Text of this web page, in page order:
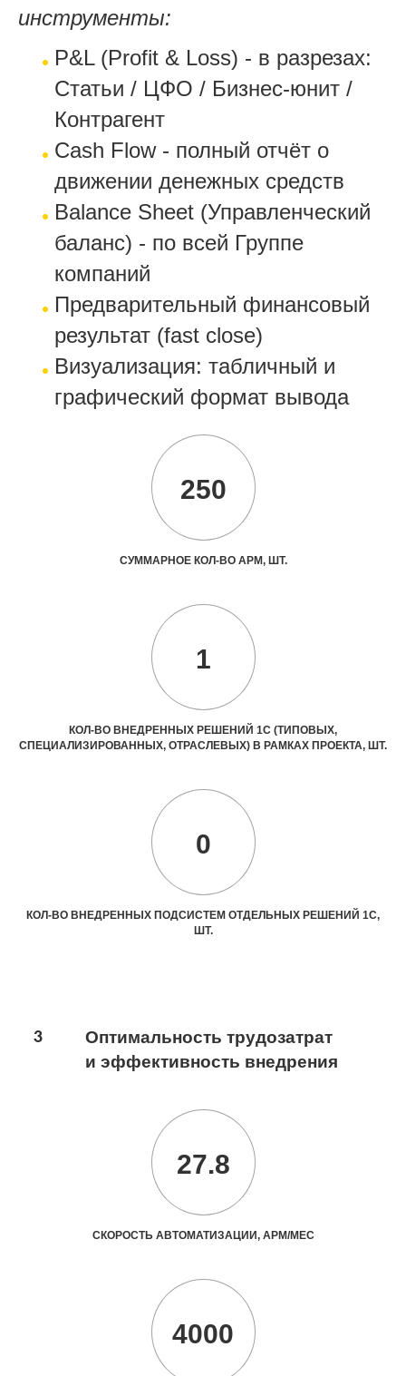
инструменты:
P&L (Profit & Loss) - в разрезах:
Статьи / ЦФО / Бизнес-юнит /
Контрагент
Cash Flow - полный отчёт о
движении денежных средств
Balance Sheet (Управленческий
баланс) - по всей Группе
компаний
Предварительный финансовый
результат (fast close)
Визуализация: табличный и
графический формат вывода
250
СУММАРНОЕ КОЛ-ВО АРМ, ШТ.
1
КОЛ-ВО ВНЕДРЕННЫХ РЕШЕНИЙ 1С (ТИПОВЫХ,
СПЕЦИАЛИЗИРОВАННЫХ, ОТРАСЛЕВЫХ) В РАМКАХ ПРОЕКТА, ШТ.
0
КОЛ-ВО ВНЕДРЕННЫХ ПОДСИСТЕМ ОТДЕЛЬНЫХ РЕШЕНИЙ 1С,
ШТ.
3
Оптимальность трудозатрат
и эффективность внедрения
27.8
СКОРОСТЬ АВТОМАТИЗАЦИИ, АРМ/МЕС
4000